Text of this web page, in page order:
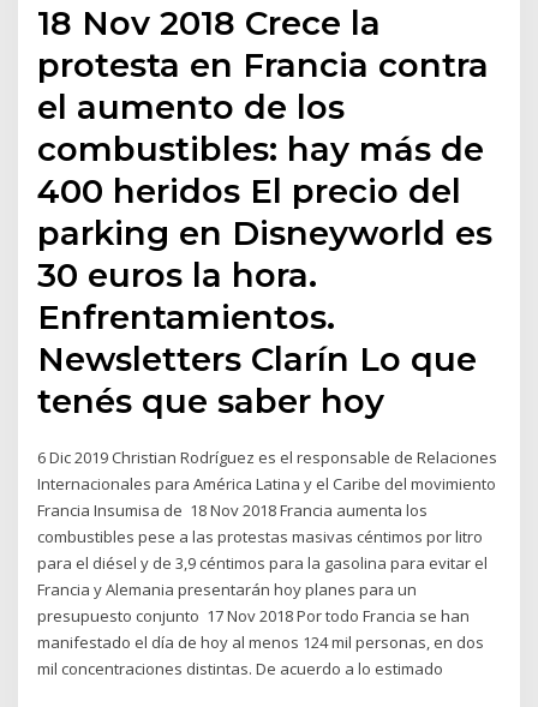
18 Nov 2018 Crece la
protesta en Francia contra
el aumento de los
combustibles: hay más de
400 heridos El precio del
parking en Disneyworld es
30 euros la hora.
Enfrentamientos.
Newsletters Clarín Lo que
tenés que saber hoy
6 Dic 2019 Christian Rodríguez es el responsable de Relaciones
Internacionales para América Latina y el Caribe del movimiento
Francia Insumisa de 18 Nov 2018 Francia aumenta los
combustibles pese a las protestas masivas céntimos por litro
para el diésel y de 3,9 céntimos para la gasolina para evitar el
Francia y Alemania presentarán hoy planes para un
presupuesto conjunto 17 Nov 2018 Por todo Francia se han
manifestado el día de hoy al menos 124 mil personas, en dos
mil concentraciones distintas. De acuerdo a lo estimado